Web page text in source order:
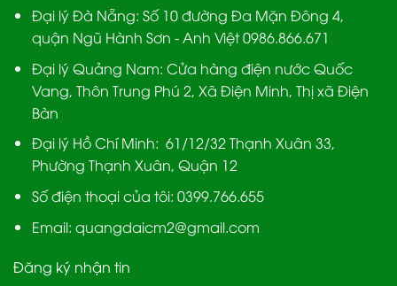
Đại lý Đà Nẵng: Số 10 đường Đa Mặn Đông 4,
quận Ngũ Hành Sơn - Anh Việt 0986.866.671
Đại lý Quảng Nam: Cửa hàng điện nước Quốc
Vang, Thôn Trung Phú 2, Xã Điện Minh, Thị xã Điện
Bàn
Đại lý Hồ Chí Minh: 61/12/32 Thạnh Xuân 33,
Phường Thạnh Xuân, Quận 12
Số điện thoại của tôi: 0399.766.655
Email: quangdaicm2@gmail.com
Đăng ký nhận tin